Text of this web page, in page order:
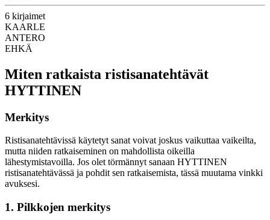
6 kirjaimet
KAARLE
ANTERO
EHKÄ
Miten ratkaista ristisanatehtävät
HYTTINEN
Merkitys
Ristisanatehtävissä käytetyt sanat voivat joskus vaikuttaa vaikeilta,
mutta niiden ratkaiseminen on mahdollista oikeilla
lähestymistavoilla. Jos olet törmännyt sanaan HYTTINEN
ristisanatehtävässä ja pohdit sen ratkaisemista, tässä muutama vinkki
avuksesi.
1. Pilkkojen merkitys